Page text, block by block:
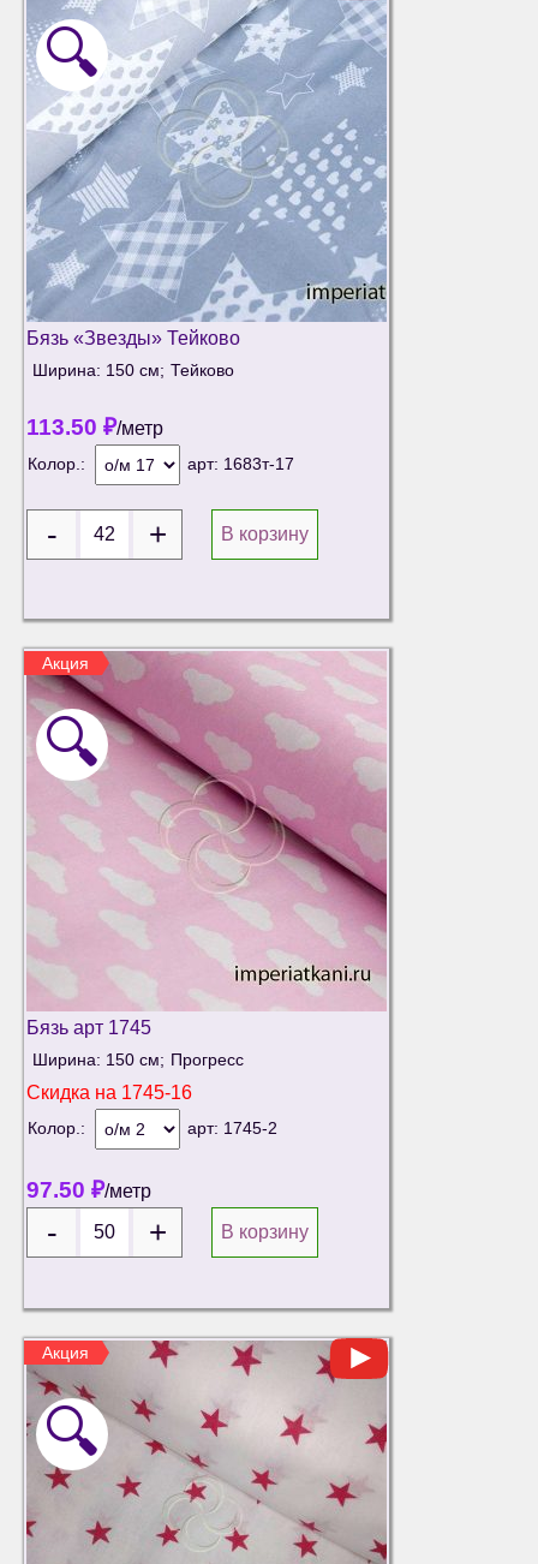
🔍
Бязь «Звезды» Тейково
Ширина: 150 см; Тейково
113.50 ₽/метр
Колор.: арт: 1683т-17
В корзину
Акция
🔍
Бязь арт 1745
Ширина: 150 см; Прогресс
Скидка на 1745-16
Колор.: арт: 1745-2
97.50 ₽/метр
В корзину
Акция
🔍